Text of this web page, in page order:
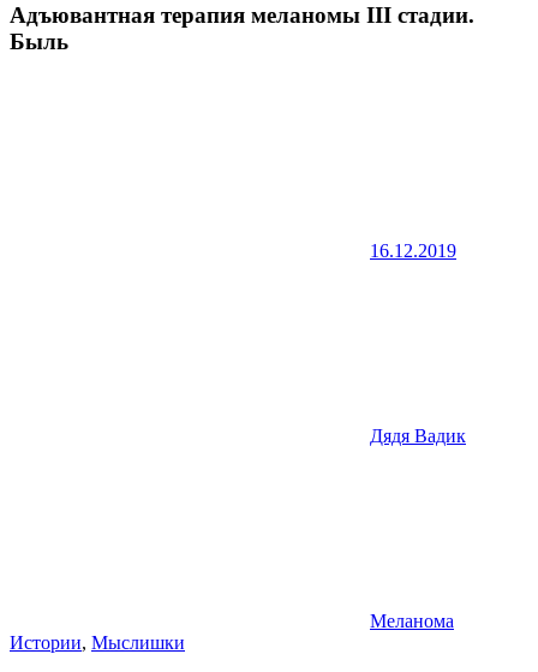
Адъювантная терапия меланомы III стадии.
Быль
16.12.2019
Дядя Вадик
Меланома
Истории, Мыслишки